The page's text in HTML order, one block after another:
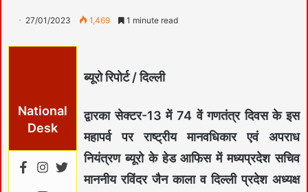
27/01/2023 1,469 1 minute read
National
Desk
ब्यूरो रिपोर्ट / दिल्ली
द्वारका सेक्टर-13 में 74 वें गणतंत्र दिवस के इस
महापर्व पर राष्ट्रीय मानवधिकार एवं अपराध
नियंत्रण ब्यूरो के हेड आफिस में मध्यप्रदेश सचिव
माननीय रविंदर जैन काला व दिल्ली प्रदेश अध्यक्ष